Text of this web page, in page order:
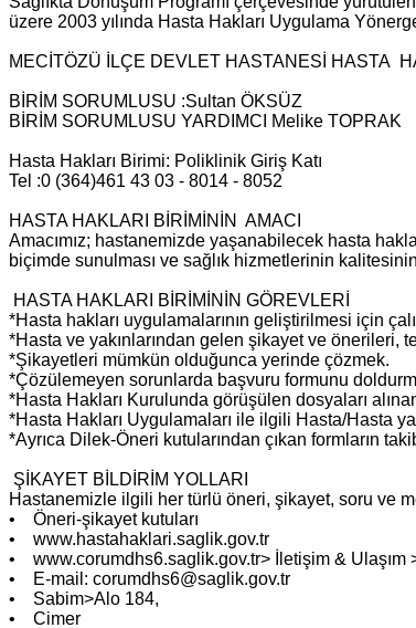
üzere 2003 yılında Hasta Hakları Uygulama
MECİTÖZÜ İLÇE DEVLET HASTANESİ HASTA
BİRİM SORUMLUSU :Sultan ÖKSÜZ
BİRİM SORUMLUSU YARDIMCI Melike TOPRAK
Hasta Hakları Birimi: Poliklinik Giriş Katı
Tel :0 (364)461 43 03 - 8014 - 8052
HASTA HAKLARI BİRİMİNİN AMACI
Amacımız; hastanemizde yaşanabilecek hasta
biçimde sunulması ve sağlık hizmetlerinin kalitesinin
HASTA HAKLARI BİRİMİNİN GÖREVLERİ
*Hasta hakları uygulamalarının geliştirilmesi için
*Hasta ve yakınlarından gelen şikayet ve önerileri,
*Şikayetleri mümkün olduğunca yerinde çözmek.
*Çözülemeyen sorunlarda başvuru formunu
*Hasta Hakları Kurulunda görüşülen dosyaları
*Hasta Hakları Uygulamaları ile ilgili Hasta/Hasta
*Ayrıca Dilek-Öneri kutularından çıkan formların
ŞİKAYET BİLDİRİM YOLLARI
Hastanemizle ilgili her türlü öneri, şikayet, soru ve
• Öneri-şikayet kutuları
• www.hastahaklari.saglik.gov.tr
• www.corumdhs6.saglik.gov.tr> İletişim & Ulaşım
• E-mail: corumdhs6@saglik.gov.tr
• Sabim>Alo 184,
• Cimer